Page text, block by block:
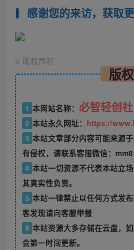
感谢您的来访，获取
© 版权声明
版
1 本网站名称： 必智轻创社
2 本站永久网址： https://
3 本站文章部分内容可能来源
有侵权，请联系客服微信：
4 本站一切资源不代表本站立
其真实性负责。
5 本站一律禁止以任何方式发
客发现请向客服举报
6 本站资源大多存储在云盘，
会第一时间更新。